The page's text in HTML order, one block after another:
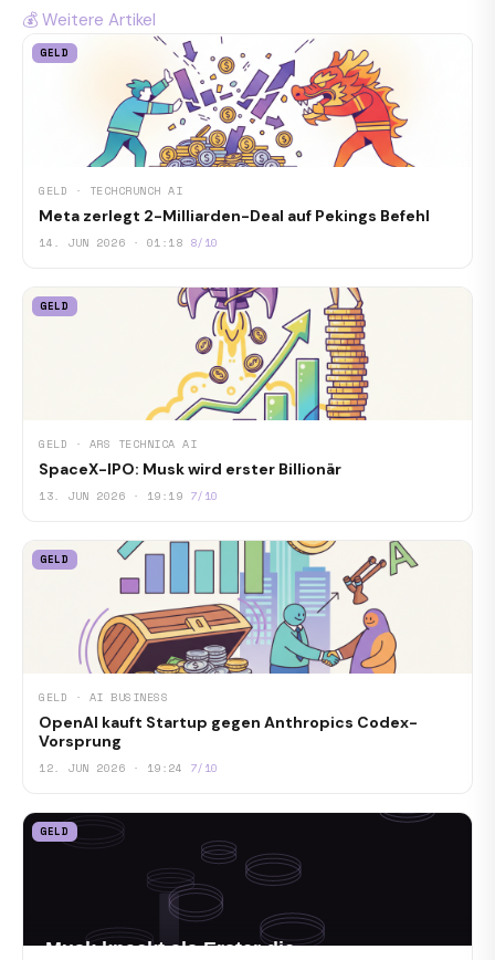
💰 Weitere Artikel
GELD
GELD · TECHCRUNCH AI
Meta zerlegt 2-Milliarden-Deal auf Pekings Befehl
14. JUN 2026 · 01:18 8/10
GELD
GELD · ARS TECHNICA AI
SpaceX-IPO: Musk wird erster Billionär
13. JUN 2026 · 19:19 7/10
GELD
GELD · AI BUSINESS
OpenAI kauft Startup gegen Anthropics Codex-
Vorsprung
12. JUN 2026 · 19:24 7/10
GELD